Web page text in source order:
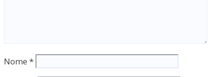
Nome *